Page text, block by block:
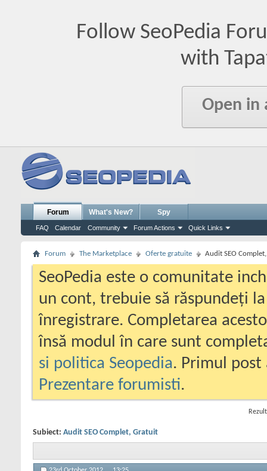
Follow SeoPedia
with
Open in
Forum
FAQ Calendar Community Forum Actions Quick Links
What's New? Spy
Forum The Marketplace Oferte gratuite Audit SEO
SeoPedia este o comunitate
un cont, trebuie să răspundeți
înregistrare. Completarea
însă modul în care sunt
si politica Seopedia. Primul
Prezentare forumisti.
Subiect: Audit SEO Complet, Gratuit